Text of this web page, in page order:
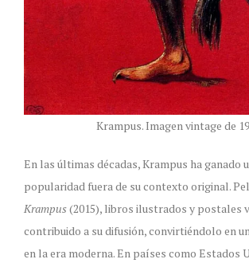
Krampus. Imagen vintage de
En las últimas décadas, Krampus ha ganado
popularidad fuera de su contexto original.
Krampus(2015), libros ilustrados y postales
contribuido a su difusión, convirtiéndolo en
en la era moderna. En países como Estados